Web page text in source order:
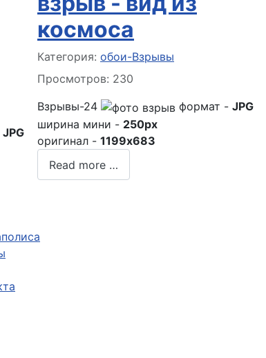
JPG
космоса
Информация о материале
Категория: обои-Взрывы
Просмотров: 230
Взрывы-24
формат - JPG
ширина мини - 250px
оригинал - 1199x683
Read more …